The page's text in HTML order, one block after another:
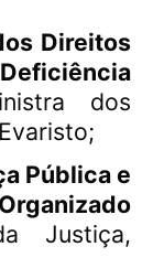
Direitos
dos
Pública e
Justiça,